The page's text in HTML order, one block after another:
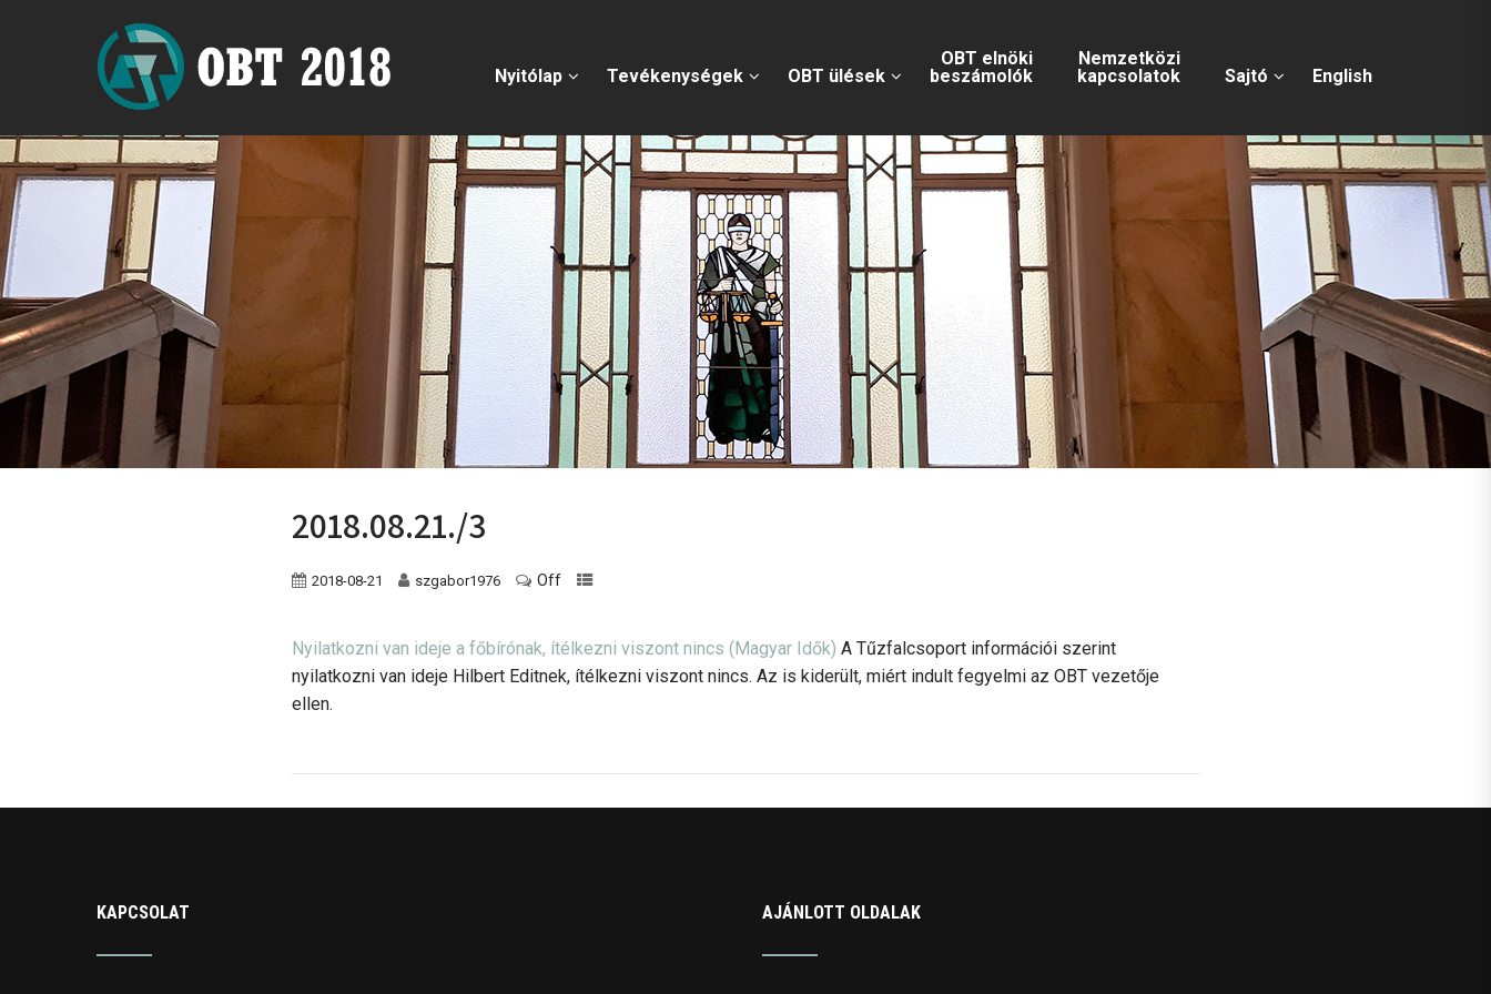
Nyitólap Tevékenységek OBT ülések
OBT elnöki
beszámolók
Nemzetközi
kapcsolatok
Sajtó English
2018.08.21./3
2018-08-21 szgabor1976 Off
Nyilatkozni van ideje a főbírónak, ítélkezni viszont nincs (Magyar Idők) A Tűzfalcsoport információi szerint
nyilatkozni van ideje Hilbert Editnek, ítélkezni viszont nincs. Az is kiderült, miért indult fegyelmi az OBT vezetője
ellen.
KAPCSOLAT AJÁNLOTT OLDALAK